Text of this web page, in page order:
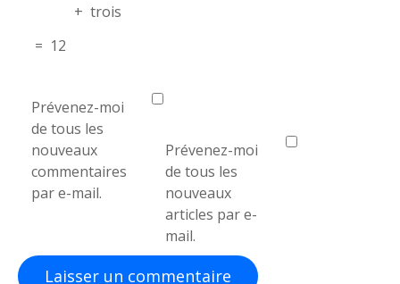
+ trois
= 12
Prévenez-moi
de tous les
nouveaux
commentaires
par e-mail.
Prévenez-moi
de tous les
nouveaux
articles par e-
mail.